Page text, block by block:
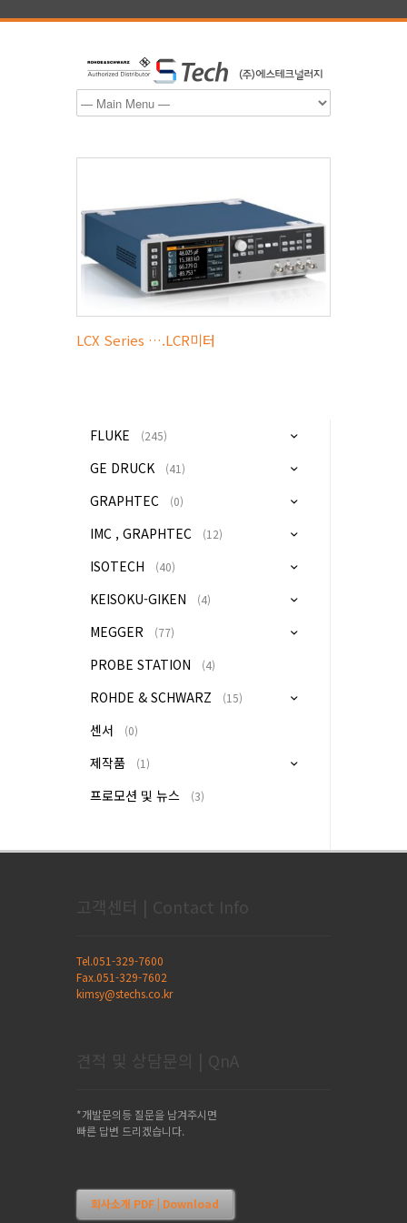
LCX Series ….LCR미터
FLUKE (245)
GE DRUCK (41)
GRAPHTEC (0)
IMC , GRAPHTEC (12)
ISOTECH (40)
KEISOKU-GIKEN (4)
MEGGER (77)
PROBE STATION (4)
ROHDE & SCHWARZ (15)
센서 (0)
제작품 (1)
프로모션 및 뉴스 (3)
고객센터 | Contact Info
Tel.051-329-7600
Fax.051-329-7602
kimsy@stechs.co.kr
견적 및 상담문의 | QnA
*개발문의등 질문을 남겨주시면
빠른 답변 드리겠습니다.
회사소개 PDF | Download